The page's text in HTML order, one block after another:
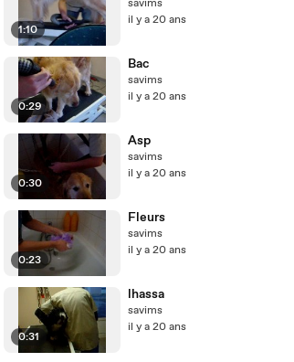
1:10
savims
il y a 20 ans
0:29
Bac
savims
il y a 20 ans
0:30
Asp
savims
il y a 20 ans
0:23
Fleurs
savims
il y a 20 ans
0:31
lhassa
savims
il y a 20 ans